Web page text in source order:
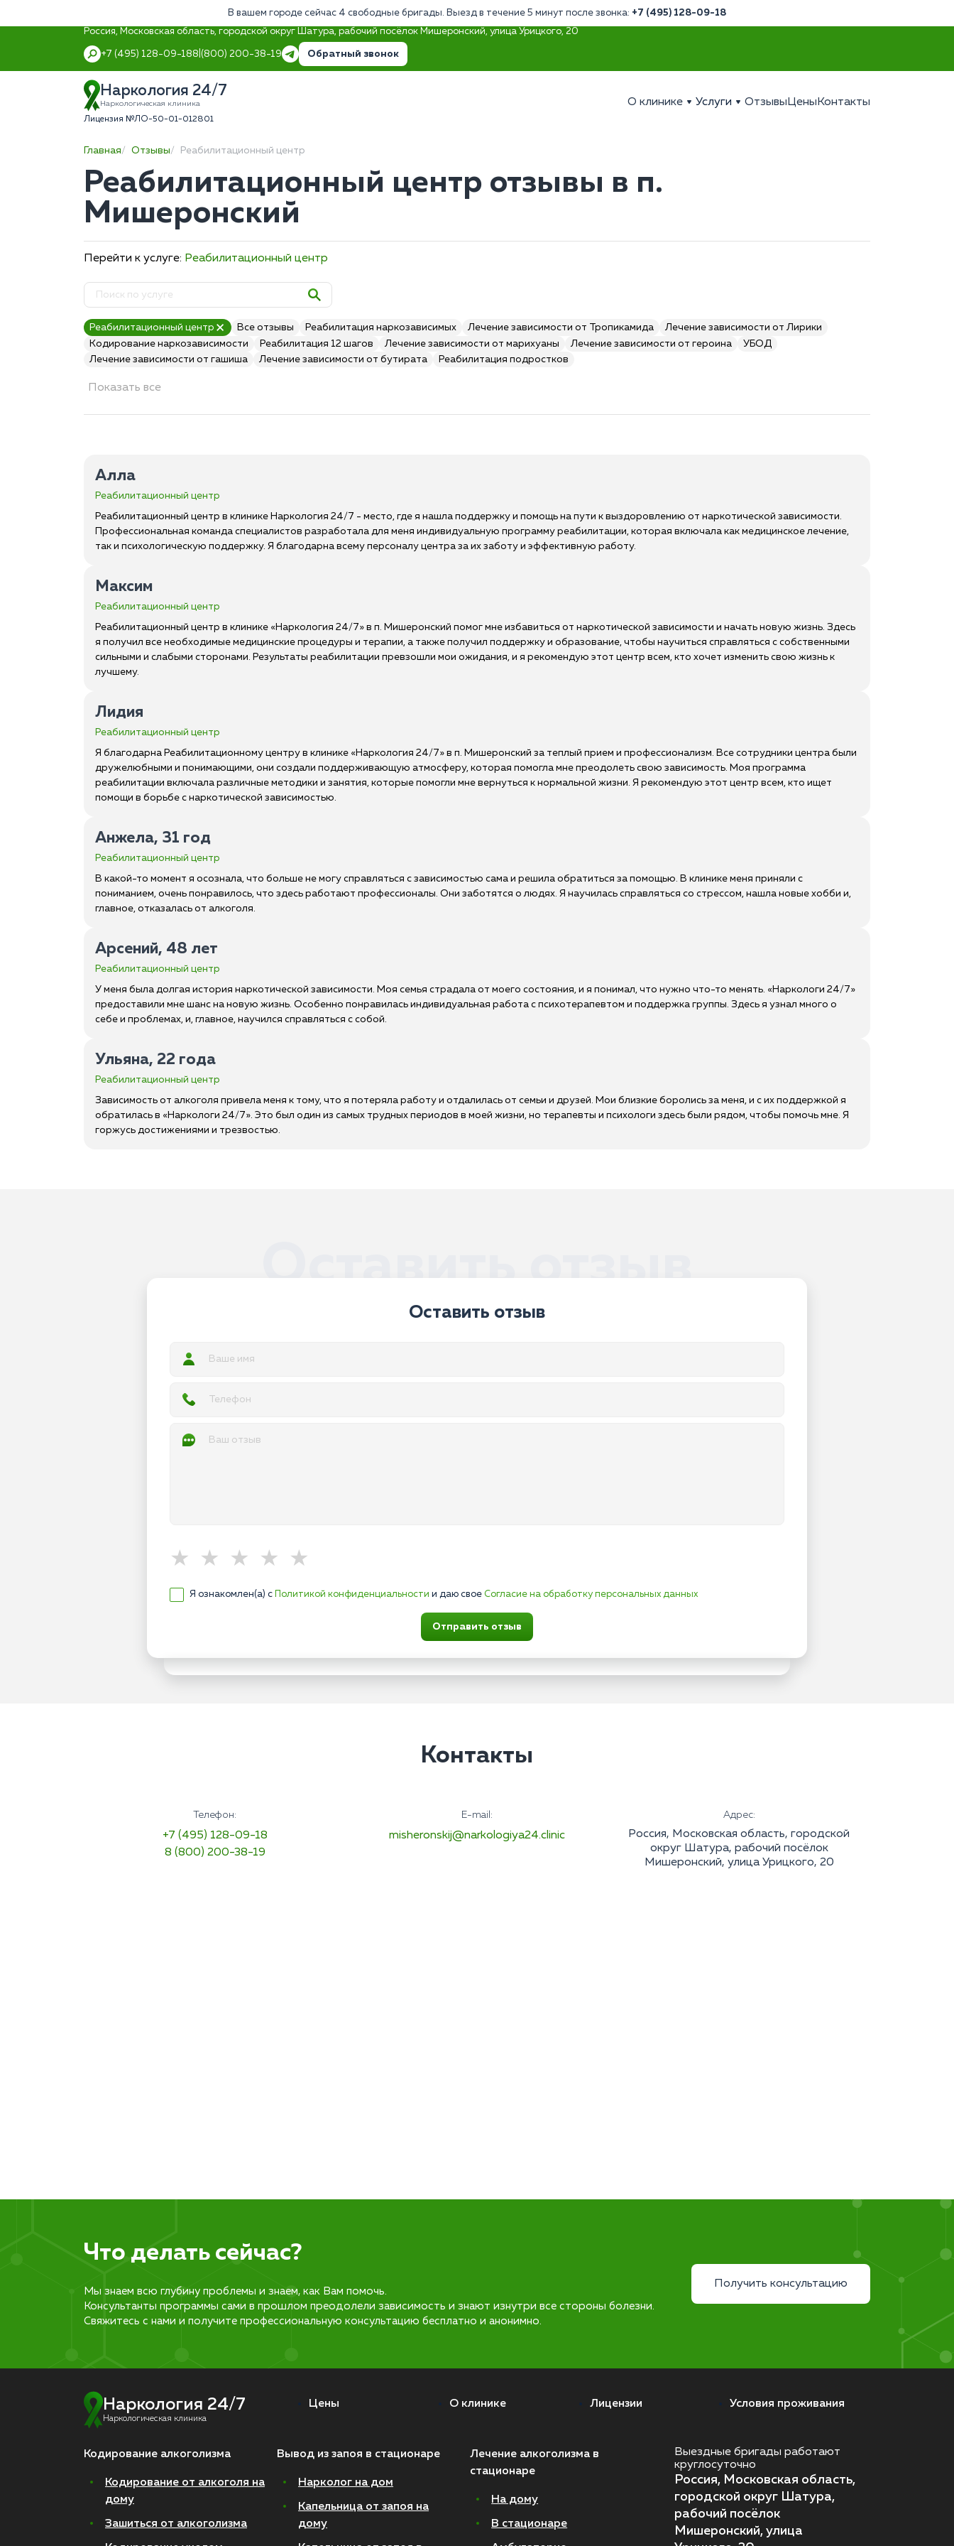
В вашем городе сейчас 4 свободные бригады. Выезд в течение 5 минут после звонка: +7 (495) 128-09-18
Россия, Московская область, городской округ Шатура, рабочий посёлок Мишеронский, улица Урицкого, 20
+7 (495) 128-09-188 (800) 200-38-19 Обратный звонок
Наркология 24/7
Наркологическая клиника
Лицензия №ЛО-50-01-012801
О клинике Услуги Отзывы Цены Контакты
Главная Отзывы Реабилитационный центр
Реабилитационный центр отзывы в п.
Мишеронский
Перейти к услуге: Реабилитационный центр
Реабилитационный центр Все отзывы Реабилитация наркозависимых Лечение зависимости от Тропикамида
Лечение зависимости от Лирики
Кодирование наркозависимости
Реабилитация 12 шагов Лечение зависимости от марихуаны Лечение зависимости от героина
УБОД
Лечение зависимости от гашиша
Лечение зависимости от бутирата Реабилитация подростков
Показать все
Алла
Реабилитационный центр
Реабилитационный центр в клинике Наркология 24/7 - место, где я нашла поддержку и помощь на пути к выздоровлению от наркотической зависимости.
Профессиональная команда специалистов разработала для меня индивидуальную программу реабилитации, которая включала как медицинское лечение,
так и психологическую поддержку. Я благодарна всему персоналу центра за их заботу и эффективную работу.
Максим
Реабилитационный центр
Реабилитационный центр в клинике «Наркология 24/7» в п. Мишеронский помог мне избавиться от наркотической зависимости и начать новую жизнь. Здесь
я получил все необходимые медицинские процедуры и терапии, а также получил поддержку и образование, чтобы научиться справляться с собственными
сильными и слабыми сторонами. Результаты реабилитации превзошли мои ожидания, и я рекомендую этот центр всем, кто хочет изменить свою жизнь к
лучшему.
Лидия
Реабилитационный центр
Я благодарна Реабилитационному центру в клинике «Наркология 24/7» в п. Мишеронский за теплый прием и профессионализм. Все сотрудники центра были
дружелюбными и понимающими, они создали поддерживающую атмосферу, которая помогла мне преодолеть свою зависимость. Моя программа
реабилитации включала различные методики и занятия, которые помогли мне вернуться к нормальной жизни. Я рекомендую этот центр всем, кто ищет
помощи в борьбе с наркотической зависимостью.
Анжела, 31 год
Реабилитационный центр
В какой-то момент я осознала, что больше не могу справляться с зависимостью сама и решила обратиться за помощью. В клинике меня приняли с
пониманием, очень понравилось, что здесь работают профессионалы. Они заботятся о людях. Я научилась справляться со стрессом, нашла новые хобби и,
главное, отказалась от алкоголя.
Арсений, 48 лет
Реабилитационный центр
У меня была долгая история наркотической зависимости. Моя семья страдала от моего состояния, и я понимал, что нужно что-то менять. «Наркологи 24/7»
предоставили мне шанс на новую жизнь. Особенно понравилась индивидуальная работа с психотерапевтом и поддержка группы. Здесь я узнал много о
себе и проблемах, и, главное, научился справляться с собой.
Ульяна, 22 года
Реабилитационный центр
Зависимость от алкоголя привела меня к тому, что я потеряла работу и отдалилась от семьи и друзей. Мои близкие боролись за меня, и с их поддержкой я
обратилась в «Наркологи 24/7». Это был один из самых трудных периодов в моей жизни, но терапевты и психологи здесь были рядом, чтобы помочь мне. Я
горжусь достижениями и трезвостью.
Оставить отзыв
Оставить отзыв
Я ознакомлен(а) с Политикой конфиденциальности и даю свое Согласие на обработку персональных данных
Отправить отзыв
Контакты
Телефон:
+7 (495) 128-09-18
8 (800) 200-38-19
E-mail:
misheronskij@narkologiya24.clinic
Адрес:
Россия, Московская область, городской
округ Шатура, рабочий посёлок
Мишеронский, улица Урицкого, 20
Что делать сейчас?
Мы знаем всю глубину проблемы и знаем, как Вам помочь.
Консультанты программы сами в прошлом преодолели зависимость и знают изнутри все стороны болезни.
Свяжитесь с нами и получите профессиональную консультацию бесплатно и анонимно.
Получить консультацию
Наркология 24/7
Наркологическая клиника
Цены О клинике Лицензии Условия проживания
Кодирование алкоголизма
Кодирование от алкоголя на
дому
Зашиться от алкоголизма
Вывод из запоя в стационаре
Нарколог на дом
Капельница от запоя на
дому
Лечение алкоголизма в
стационаре
На дому
В стационаре
Выездные бригады работают
круглосуточно
Россия, Московская область,
городской округ Шатура,
рабочий посёлок
Мишеронский, улица